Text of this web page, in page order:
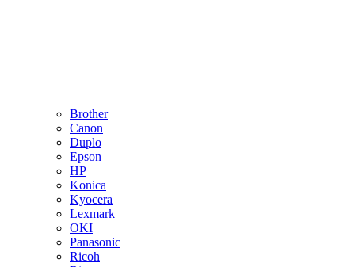
Brother
Canon
Duplo
Epson
HP
Konica
Kyocera
Lexmark
OKI
Panasonic
Ricoh